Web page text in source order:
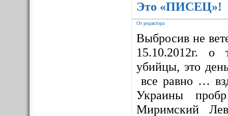
Это «ПИСЕЦ»!
От редактора
Выбросив не
15.10.2012г. о
убийцы, это
все равно …
Украины
Миримский